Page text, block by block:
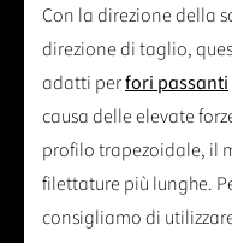
Con la direzione della
direzione di taglio,
adatti perfori passanti
causa delle elevate
profilo trapezoidale, il
filettature più lunghe.
consigliamo di